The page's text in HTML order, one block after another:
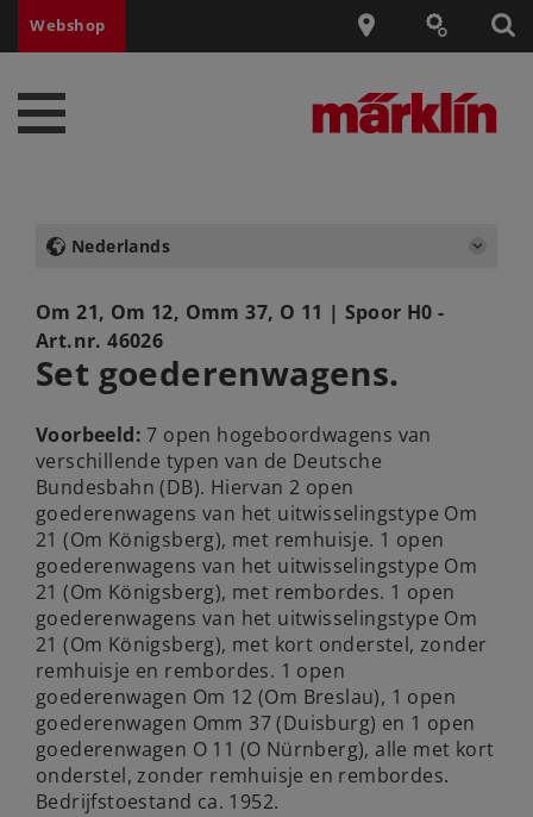
Webshop
Nederlands
Om 21, Om 12, Omm 37, O 11 | Spoor H0 -
Art.nr.46026
Set goederenwagens.
Voorbeeld: 7 open hogeboordwagens van
verschillende typen van de Deutsche
Bundesbahn (DB). Hiervan 2 open
goederenwagens van het uitwisselingstype Om
21 (Om Königsberg), met remhuisje. 1 open
goederenwagens van het uitwisselingstype Om
21 (Om Königsberg), met rembordes. 1 open
goederenwagens van het uitwisselingstype Om
21 (Om Königsberg), met kort onderstel, zonder
remhuisje en rembordes. 1 open
goederenwagen Om 12 (Om Breslau), 1 open
goederenwagen Omm 37 (Duisburg) en 1 open
goederenwagen O 11 (O Nürnberg), alle met kort
onderstel, zonder remhuisje en rembordes.
Bedrijfstoestand ca. 1952.